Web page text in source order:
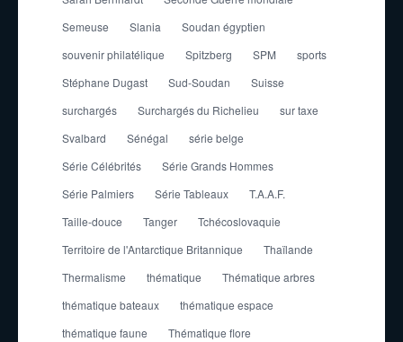
Semeuse
Slania
Soudan égyptien
souvenir philatélique
Spitzberg SPM
sports
Stéphane Dugast
Sud-Soudan
Suisse
surchargés
Surchargés du Richelieu
sur taxe
Svalbard
Sénégal
série belge
Série Célébrités
Série Grands Hommes
Série Palmiers
Série Tableaux
T.A.A.F.
Taille-douce
Tanger
Tchécoslovaquie
Territoire de l'Antarctique Britannique
Thaïlande
Thermalisme
thématique
Thématique arbres
thématique bateaux
thématique espace
thématique faune
Thématique flore